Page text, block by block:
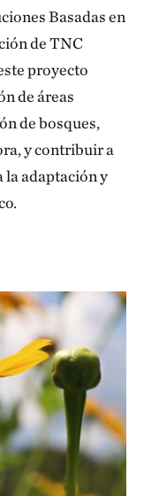
Basadas en
de TNC
proyecto
de áreas
de bosques,
y contribuir a
la adaptación y